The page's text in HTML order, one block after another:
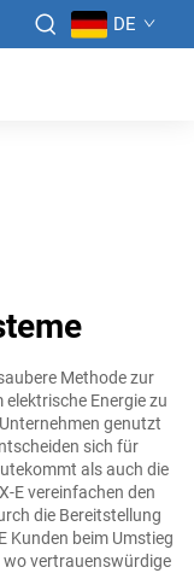
DE
Methode zur
Energie zu
genutzt
sich für
als auch die
E vereinfachen den
die Bereitstellung
Kunden beim Umstieg
wo vertrauenswürdige